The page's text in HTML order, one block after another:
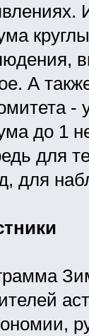
А
-
до 1
для
для